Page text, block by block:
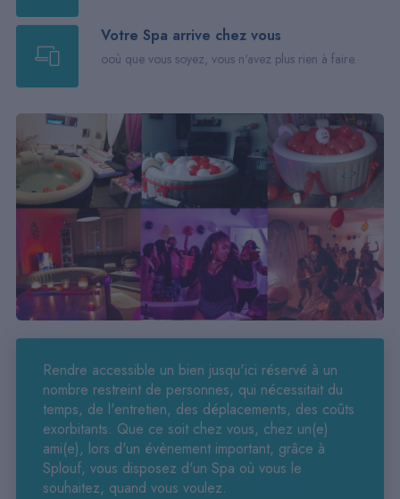
Votre Spa arrive chez vous
ooù que vous soyez, vous n'avez plus rien à faire.
Rendre accessible un bien jusqu'ici réservé à un
nombre restreint de personnes, qui nécessitait du
temps, de l'entretien, des déplacements, des coûts
exorbitants. Que ce soit chez vous, chez un(e)
ami(e), lors d'un évènement important, grâce à
Splouf, vous disposez d'un Spa où vous le
souhaitez, quand vous voulez.